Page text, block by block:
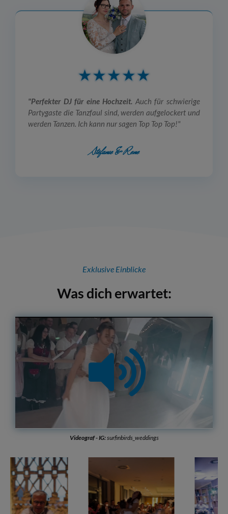
"Perfekter DJ für eine Hochzeit. Auch für schwierige
Partygaste die Tanzfaul sind, werden aufgelockert und
werden Tanzen. Ich kann nur sagen Top Top Top!"
Stefanie & Rene
Exklusive Einblicke
Was dich erwartet:
Unmute
44.00%
Rate
Videograf - IG:surfinbirds_weddings